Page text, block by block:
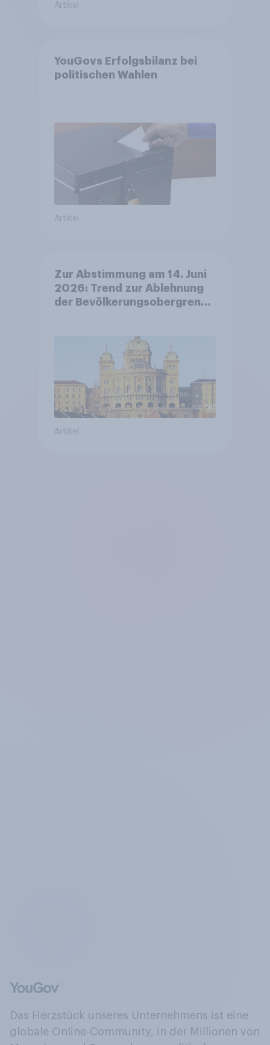
Artikel
YouGovs Erfolgsbilanz bei
politischen Wahlen
Artikel
Zur Abstimmung am 14. Juni
2026: Trend zur Ablehnung
der Bevölkerungsobergrenze
Zivildienstgesetz sinken
Artikel
Das Herzstück unseres Unternehmens ist eine
globale Online-Community, in der Millionen von